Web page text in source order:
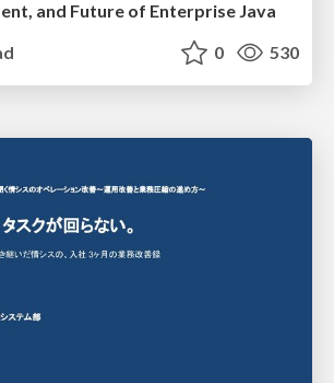
and Future of Enterprise Java
0 530